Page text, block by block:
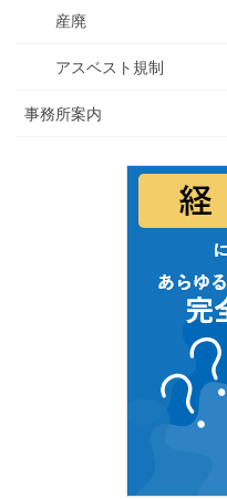
産廃
アスベスト規制
事務所案内